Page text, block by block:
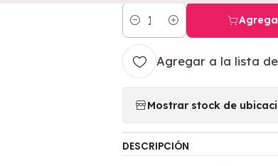
Cantidad
Agregar a la lista
Mostrar stock de
DESCRIPCIÓN